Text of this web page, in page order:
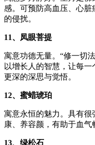
感。可预防高血压、心
的侵扰。
11、凤眼菩提
寓意功德无量。“修一切
以增长人的智慧，让每
更深的深思与觉悟。
12、蜜蜡琥珀
寓意永恒的魅力。具有
康、养容颜，有助于血气
13、绿松石